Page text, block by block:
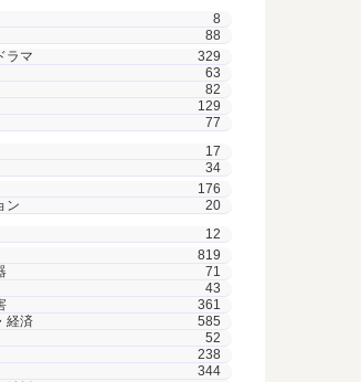
8
88
ラマ
329
63
82
129
77
17
34
176
ン
20
12
819
71
43
361
経済
585
52
238
344